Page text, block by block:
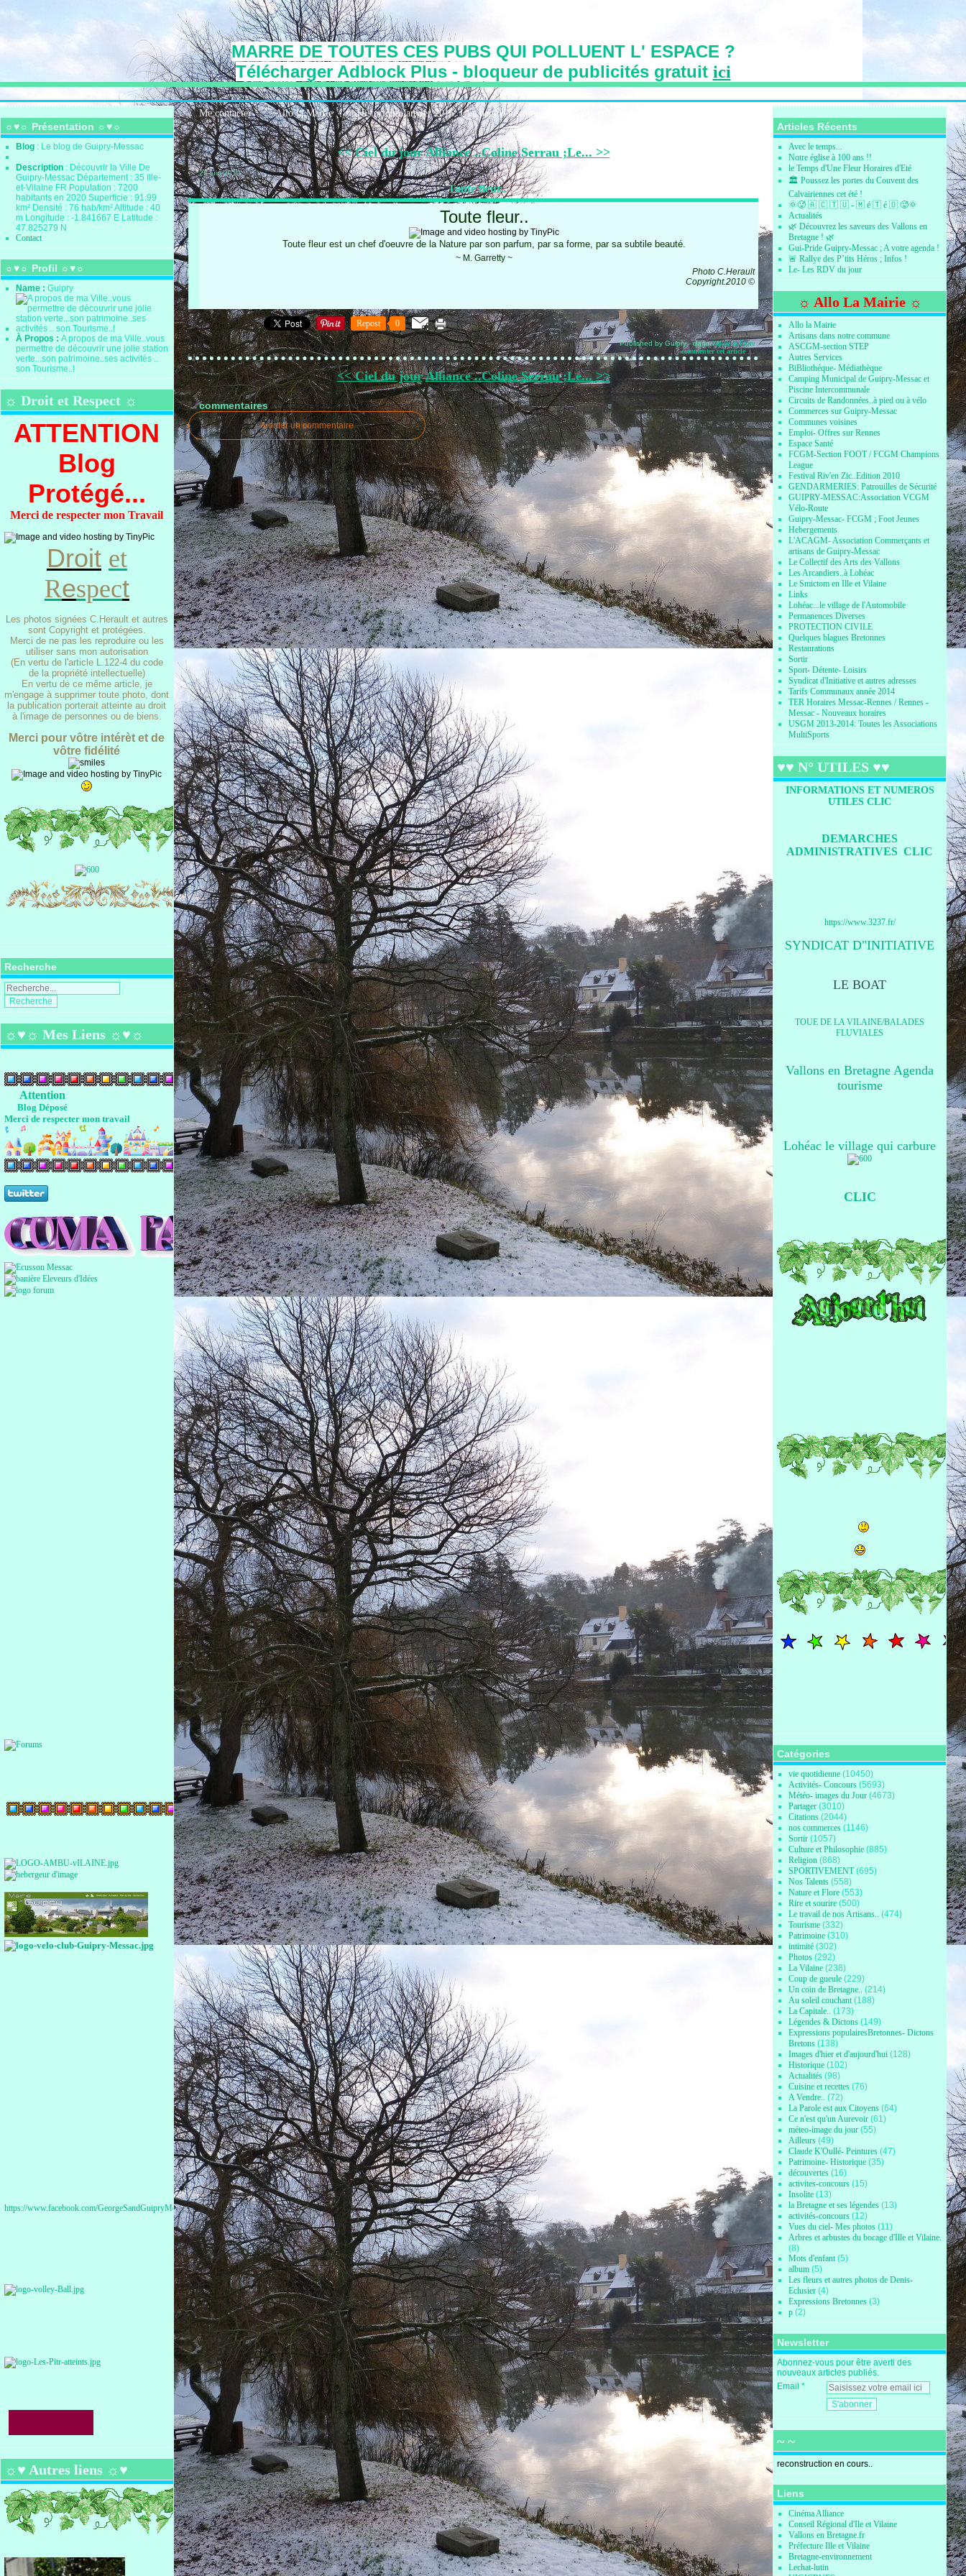
MARRE DE TOUTES CES PUBS QUI POLLUENT L' ESPACE ?
Télécharger Adblock Plus - bloqueur de publicités gratuit ici
☼♥☼ Présentation ☼♥☼
Blog : Le blog de Guipry-Messac
Description : Découvrir la Ville De
Guipry-Messac Département : 35 Ille-
et-Vilaine FR Population : 7200
habitants en 2020 Superficie : 91.99
km² Densité : 76 hab/km² Altitude : 40
m Longitude : -1.841667 E Latitude :
47.825279 N
Contact
☼♥☼ Profil ☼♥☼
Name :Guipry
À Propos :A propos de ma Ville..vous
permettre de découvrir une jolie station
verte...son patrimoine..ses activités ..
son Tourisme..!
☼ Droit et Respect ☼
ATTENTION
Blog
Protégé...
Merci de respecter mon Travail
Droit et
Respect
Les photos signées C.Herault et autres
sont Copyright et protégées.
Merci de ne pas les reproduire ou les
utiliser sans mon autorisation
(En vertu de l'article L.122-4 du code
de la propriété intellectuelle)
En vertu de ce même article, je
m'engage à supprimer toute photo, dont
la publication porterait atteinte au droit
à l'image de personnes ou de biens.
Merci pour vôtre intérèt et de
vôtre fidélité
Recherche
☼♥☼ Mes Liens ☼♥☼
Attention
Blog Déposé
Merci de respecter mon travail
https://www.facebook.com/GeorgeSandGuipryMessac
☼♥ Autres liens ☼♥
Me contacter Allo la Mairie Historique:Janvier 2016: Une page d'histoire
<< Ciel du jour Alliance ..Coline Serrau ;Le... >>
25 juin 2010
Toute fleur..
Toute fleur..
Toute fleur est un chef d'oeuvre de la Nature par son parfum, par sa forme, par sa subtile beauté.
~ M. Garretty ~
Photo C.Herault
Copyright.2010 ©
Repost 0
Published by Guipry -dansNature et Flore
commenter cet article…
<< Ciel du jour Alliance ..Coline Serrau ;Le... >>
commentaires
Ajouter un commentaire
Articles Récents
Avec le temps...
Notre église à 100 ans !!
le Temps d'Une Fleur Horaires d'Eté
🏛️ Poussez les portes du Couvent des
Calvairiennes cet été !
🌞🥵 🇦 🇨 🇹 🇺 - 🇲 é 🇹 é 🇴 🥵🌞
Actualités
🌿 Découvrez les saveurs des Vallons en
Bretagne ! 🌿
Gui-Pride Guipry-Messac ; A votre agenda !
🚨 Rallye des P’tits Héros ; Infos !
Le- Les RDV du jour
☼ Allo La Mairie ☼
Allo la Mairie
Artisans dans notre commune
ASCGM-section STEP
Autres Services
BiBliothéque- Médiathèque
Camping Municipal de Guipry-Messac et
Piscine Intercommunale
Circuits de Randonnées..à pied ou à vélo
Commerces sur Guipry-Messac
Communes voisines
Emploi- Offres sur Rennes
Espace Santé
FCGM-Section FOOT / FCGM Champions
League
Festival Riv'en Zic..Edition 2010
GENDARMERIES: Patrouilles de Sécurité
GUIPRY-MESSAC:Association VCGM
Vélo-Route
Guipry-Messac- FCGM ; Foot Jeunes
Hebergements
L'ACAGM- Association Commerçants et
artisans de Guipry-Messac
Le Collectif des Arts des Vallons
Les Arcandiers..à Lohéac
Le Smictom en Ille et Vilaine
Links
Lohéac...le village de l'Automobile
Permanences Diverses
PROTECTION CIVILE
Quelques blagues Bretonnes
Restaurations
Sortir
Sport- Détente- Loisirs
Syndicat d'Initiative et autres adresses
Tarifs Communaux année 2014
TER Horaires Messac-Rennes / Rennes -
Messac - Nouveaux horaires
USGM 2013-2014: Toutes les Associations
MultiSports
♥♥ N° UTILES ♥♥
INFORMATIONS ET NUMEROS
UTILES CLIC
DEMARCHES
ADMINISTRATIVES CLIC
https://www.3237.fr/
SYNDICAT D"INITIATIVE
LE BOAT
TOUE DE LA VILAINE/BALADES
FLUVIALES
Vallons en Bretagne Agenda
tourisme
Lohéac le village qui carbure
CLIC
Catégories
vie quotidienne (10450)
Activités- Concours (5693)
Météo- images du Jour (4673)
Partager (3010)
Citations (2044)
nos commerces (1146)
Sortir (1057)
Culture et Philosophie (885)
Religion (868)
SPORTIVEMENT(695)
Nos Talents (558)
Nature et Flore (553)
Rire et sourire (500)
Le travail de nos Artisans.. (474)
Tourisme (332)
Patrimoine (310)
intimité (302)
Photos (292)
La Vilaine (238)
Coup de gueule (229)
Un coin de Bretagne.. (214)
Au soleil couchant (188)
La Capitale.. (173)
Légendes & Dictons (149)
Expressions populairesBretonnes- Dictons
Bretons (138)
Images d'hier et d'aujourd'hui (128)
Historique (102)
Actualités (98)
Cuisine et recettes (76)
A Vendre.. (72)
La Parole est aux Citoyens (64)
Ce n'est qu'un Aurevoir (61)
méteo-image du jour (55)
Ailleurs (49)
Claude K'Oullé- Peintures (47)
Patrimoine- Historique (35)
découvertes (16)
activites-concours (15)
Insolite (13)
la Bretagne et ses légendes (13)
activités-concours (12)
Vues du ciel- Mes photos (11)
Arbres et arbustes du bocage d'Ille et Vilaine.
(8)
Mots d'enfant (5)
album (5)
Les fleurs et autres photos de Denis-
Eclusier (4)
Expressions Bretonnes (3)
p (2)
Newsletter
Abonnez-vous pour être averti des
nouveaux articles publiés.
Email
~ ~
reconstruction en cours..
Liens
Cinéma Alliance
Conseil Régional d'Ile et Vilaine
Vallons en Bretagne.fr
Préfecture Ille et Vilaine
Bretagne-environnement
Lechat-lutin